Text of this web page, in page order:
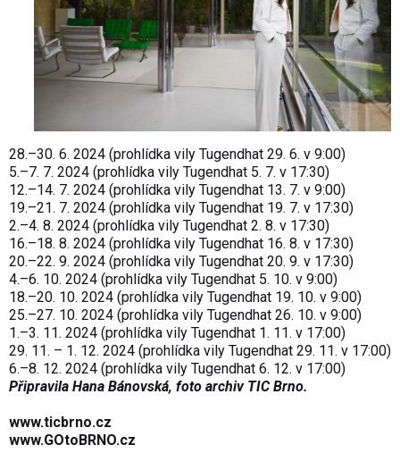
28.–30. 6. 2024 (prohlídka vily Tugendhat 29. 6. v 9:00)
5.–7. 7. 2024 (prohlídka vily Tugendhat 5. 7. v 17:30)
12.–14. 7. 2024 (prohlídka vily Tugendhat 13. 7. v 9:00)
19.–21. 7. 2024 (prohlídka vily Tugendhat 19. 7. v 17:30)
2.–4. 8. 2024 (prohlídka vily Tugendhat 2. 8. v 17:30)
16.–18. 8. 2024 (prohlídka vily Tugendhat 16. 8. v 17:30)
20.–22. 9. 2024 (prohlídka vily Tugendhat 20. 9. v 17:30)
4.–6. 10. 2024 (prohlídka vily Tugendhat 5. 10. v 9:00)
18.–20. 10. 2024 (prohlídka vily Tugendhat 19. 10. v 9:00)
25.–27. 10. 2024 (prohlídka vily Tugendhat 26. 10. v 9:00)
1.–3. 11. 2024 (prohlídka vily Tugendhat 1. 11. v 17:00)
29. 11. – 1. 12. 2024 (prohlídka vily Tugendhat 29. 11. v 17:00)
6.–8. 12. 2024 (prohlídka vily Tugendhat 6. 12. v 17:00)
Připravila Hana Bánovská, foto archiv TIC Brno.
www.ticbrno.cz
www.GOtoBRNO.cz